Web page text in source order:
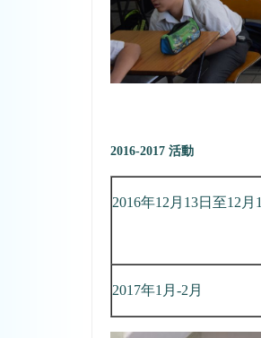
2016-2017 活動
2016年12月13日至12月
2017年1月-2月